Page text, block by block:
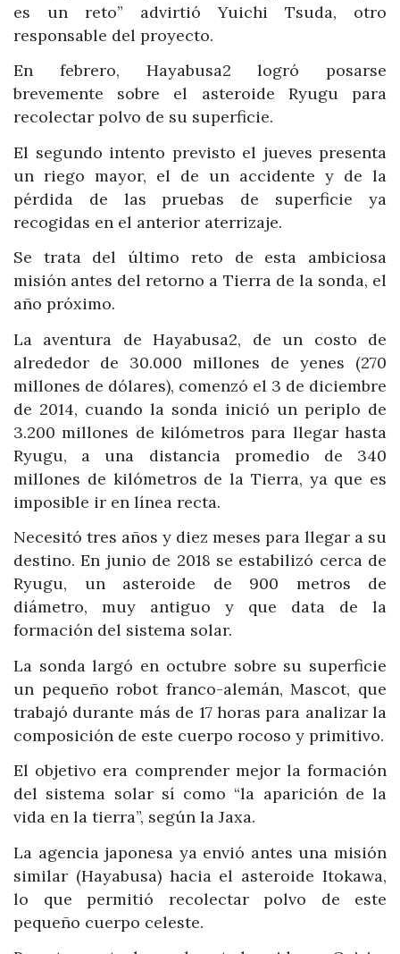
es un reto” advirtió Yuichi Tsuda, otro
responsable del proyecto.
En febrero, Hayabusa2 logró posarse
brevemente sobre el asteroide Ryugu para
recolectar polvo de su superficie.
El segundo intento previsto el jueves presenta
un riego mayor, el de un accidente y de la
pérdida de las pruebas de superficie ya
recogidas en el anterior aterrizaje.
Se trata del último reto de esta ambiciosa
misión antes del retorno a Tierra de la sonda, el
año próximo.
La aventura de Hayabusa2, de un costo de
alrededor de 30.000 millones de yenes (270
millones de dólares), comenzó el 3 de diciembre
de 2014, cuando la sonda inició un periplo de
3.200 millones de kilómetros para llegar hasta
Ryugu, a una distancia promedio de 340
millones de kilómetros de la Tierra, ya que es
imposible ir en línea recta.
Necesitó tres años y diez meses para llegar a su
destino. En junio de 2018 se estabilizó cerca de
Ryugu, un asteroide de 900 metros de
diámetro, muy antiguo y que data de la
formación del sistema solar.
La sonda largó en octubre sobre su superficie
un pequeño robot franco-alemán, Mascot, que
trabajó durante más de 17 horas para analizar la
composición de este cuerpo rocoso y primitivo.
El objetivo era comprender mejor la formación
del sistema solar sí como “la aparición de la
vida en la tierra”, según la Jaxa.
La agencia japonesa ya envió antes una misión
similar (Hayabusa) hacia el asteroide Itokawa,
lo que permitió recolectar polvo de este
pequeño cuerpo celeste.